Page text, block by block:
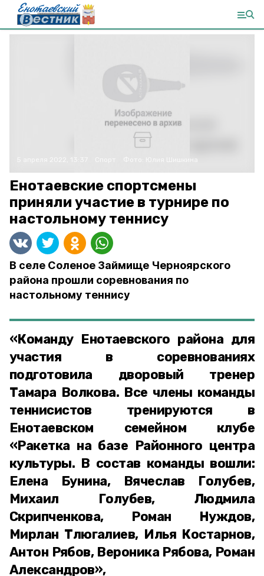
Юлия Шишкина
Енотаевские спортсмены
приняли участие в турнире по
настольному теннису
В селе Соленое Займище Черноярского
района прошли соревнования по
настольному теннису
«Команду Енотаевского района для
участия в соревнованиях
подготовила дворовый тренер
Тамара Волкова. Все члены команды
теннисистов тренируются в
Енотаевском семейном клубе
«Ракетка на базе Районного центра
культуры. В состав команды вошли:
Елена Бунина, Вячеслав Голубев,
Михаил Голубев, Людмила
Скрипченкова, Роман Нуждов,
Мирлан Тлюгалиев, Илья Костарнов,
Антон Рябов, Вероника Рябова, Роман
Александров»,